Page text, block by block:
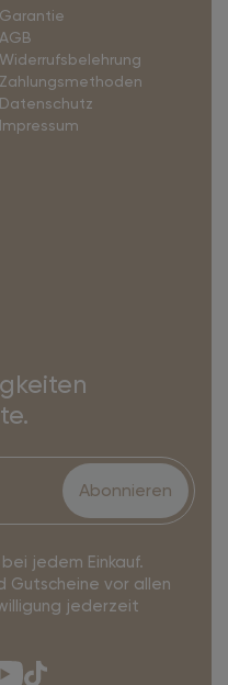
Garantie
AGB
Widerrufsbelehrung
Zahlungsmethoden
Datenschutz
Impressum
Abonnieren
jedem Einkauf.
Gutscheine vor allen
jederzeit